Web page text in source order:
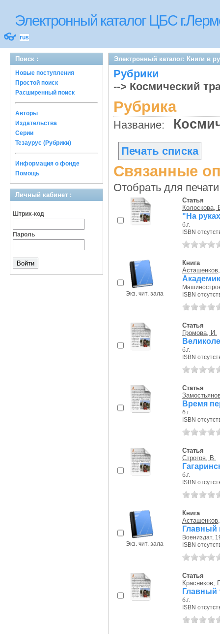
Электронный каталог ЦБС
👓 rus
Поиск :
Новые поступления
Простой поиск
Расширенный поиск
Авторы
Издательства
Серии
Тезаурус (Рубрики)
Информация о фонде
Помощь
Личный кабинет :
Штрих-код
Пароль
Электронный каталог: Книги в
Рубрики
--> Космический
Рубрика
Название:
Печать списка
Связанные
Отобрать для
Статья
Колоскова,
"На
б.г.
ISBN
Экз. чит. зала
Книга
ISBN
Статья
Громова, И.
б.г.
ISBN
Статья
Время
б.г.
ISBN
Статья
Строгов, В.
б.г.
ISBN
Экз. чит. зала
Книга
Главный
Воениздат,
ISBN
Статья
Красников,
Главный
б.г.
ISBN